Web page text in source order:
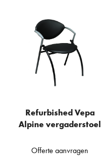
Refurbished Vepa
Alpine vergaderstoel
Offerte aanvragen